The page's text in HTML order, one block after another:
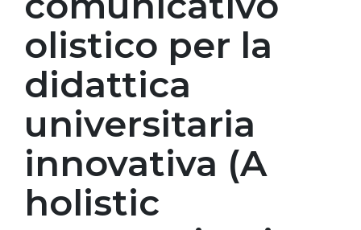
olistico per la
didattica
universitaria
innovativa (A
holistic